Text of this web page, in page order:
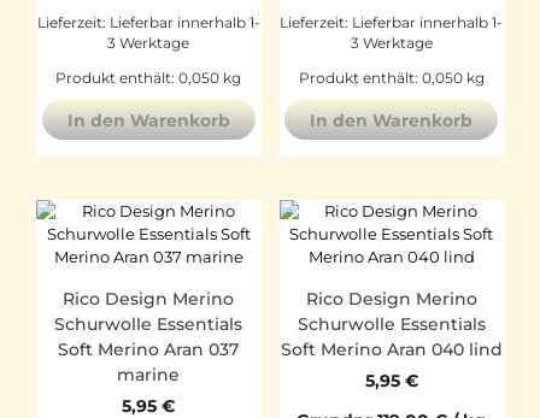
Lieferzeit: Lieferbar innerhalb 1-
3 Werktage
Produkt enthält: 0,050 kg
In den Warenkorb
Lieferzeit: Lieferbar innerhalb 1-
3 Werktage
Produkt enthält: 0,050 kg
In den Warenkorb
Rico Design Merino
Schurwolle Essentials
Soft Merino Aran 037
marine
5,95€
Rico Design Merino
Schurwolle Essentials
Soft Merino Aran 040 lind
5,95 €